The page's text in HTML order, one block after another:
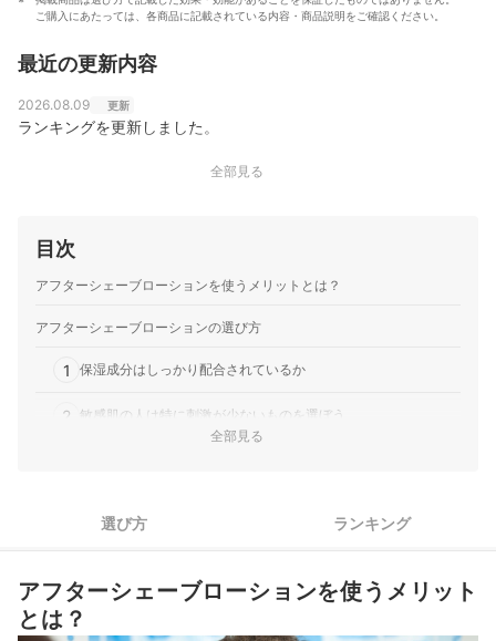
ご購入にあたっては、各商品に記載されている内容・商品説明をご確認ください。
最近の更新内容
2026.08.09 更新
ランキングを更新しました。
全部見る
目次
アフターシェーブローションを使うメリットとは？
アフターシェーブローションの選び方
1 保湿成分はしっかり配合されているか
2 敏感肌の人は特に刺激が少ないものを選ぼう
シェービング用品にもこだわれば、もっと快適に！
スキンケアに力を入れるならメンズ化粧水にも注目
アフターシェーブローションの売れ筋ランキングもチェック！
全部見る
選び方 ランキング
アフターシェーブローションを使うメリット
とは？